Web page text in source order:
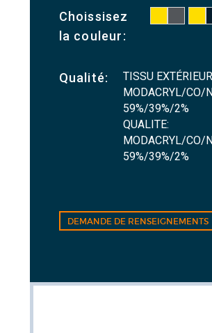
Choissisez
la couleur:
Qualité:
TISSU
MODACRYL/CO/
59%/39%/2%
QUALITE:
MODACRYL/CO/
59%/39%/2%
DEMANDE DE RENSEIGNEMENTS